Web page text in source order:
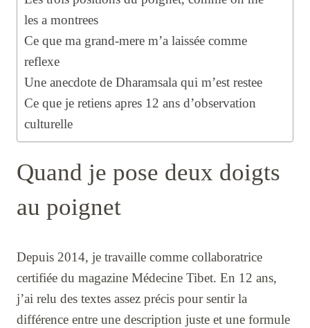
les a montrees
Ce que ma grand-mere m’a laissée comme
reflexe
Une anecdote de Dharamsala qui m’est restee
Ce que je retiens apres 12 ans d’observation
culturelle
Quand je pose deux doigts
au poignet
Depuis 2014, je travaille comme collaboratrice
certifiée du magazine Médecine Tibet. En 12 ans,
j’ai relu des textes assez précis pour sentir la
différence entre une description juste et une formule